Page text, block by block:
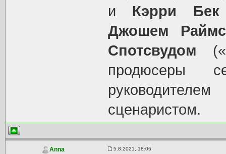
и Кэрри Бек
Джошем
Спотсвудом
продюсеры
сценаристом.
Anna 5.8.2021, 18:06